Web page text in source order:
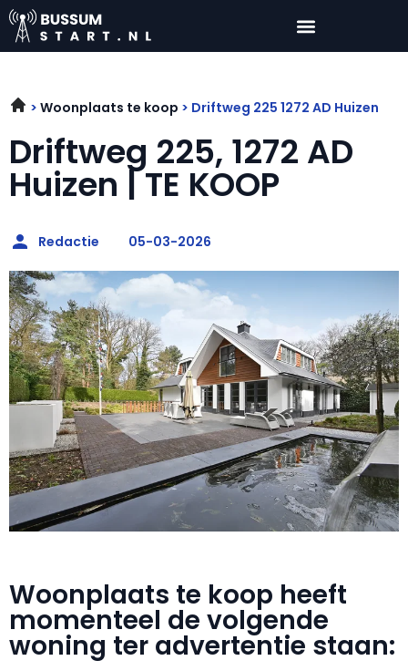
Woonplaats te koop Driftweg 225 1272 AD Huizen
Driftweg 225, 1272 AD
Huizen | TE KOOP
Redactie 05-03-2026
Woonplaats te koop heeft
momenteel de volgende
woning ter advertentie staan: